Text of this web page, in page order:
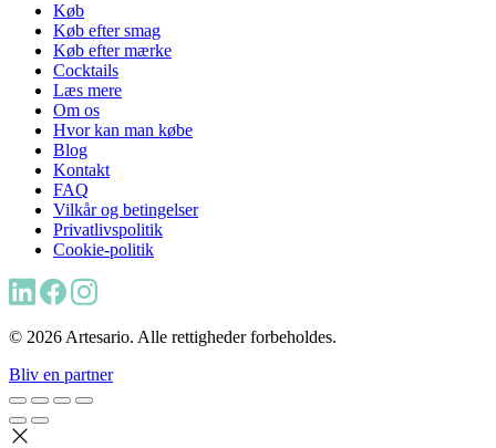
Køb
Køb efter smag
Køb efter mærke
Cocktails
Læs mere
Om os
Hvor kan man købe
Blog
Kontakt
FAQ
Vilkår og betingelser
Privatlivspolitik
Cookie-politik
© 2026 Artesario. Alle rettigheder forbeholdes.
Bliv en partner